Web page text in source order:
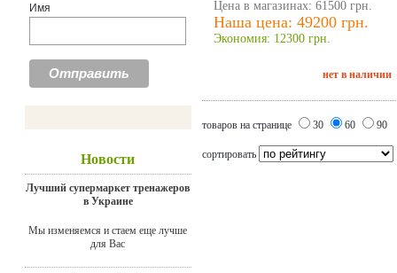
Имя
Новости
Лучший супермаркет тренажеров
в Украине
Мы изменяемся и стаем еще лучше
для Вас
Цена в магазинах: 61500 грн.
Наша цена: 49200 грн.
Экономия: 12300 грн.
нет в наличии
товаров на странице 30 60 90
сортировать